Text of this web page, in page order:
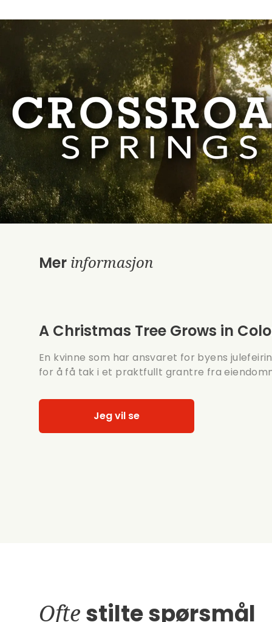
Mer informasjon
A Christmas Tree Grows in
En kvinne som har ansvaret for byens
for å få tak i et praktfullt grantre fra
Jeg vil se
Ofte stilte spørsmål